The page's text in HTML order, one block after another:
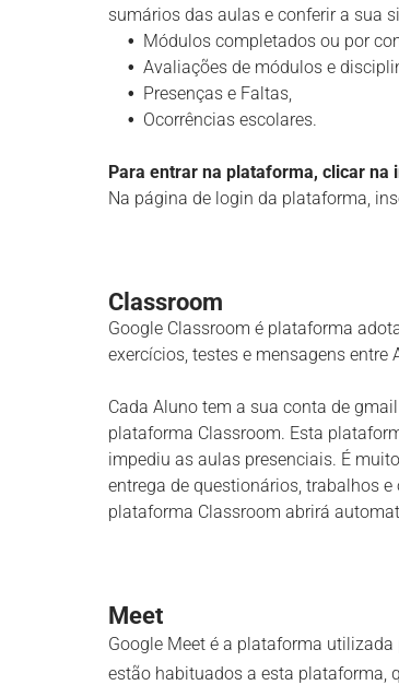
sumários das aulas e conferir a sua
Módulos completados ou por
Avaliações de módulos e
Presenças e Faltas,
Ocorrências escolares.
Para entrar na plataforma, clicar na
Na página de login da plataforma,
Classroom
Google Classroom é plataforma
exercícios, testes e mensagens entre
Cada Aluno tem a sua conta de
plataforma Classroom. Esta
impediu as aulas presenciais. É
entrega de questionários, trabalhos
plataforma Classroom abrirá
Meet
Google Meet é a plataforma utilizada
estão habituados a esta plataforma,